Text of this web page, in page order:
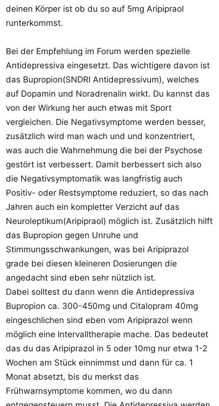
deinen Körper ist ob du so auf 5mg Aripipraol
runterkommst.
Bei der Empfehlung im Forum werden spezielle
Antidepressiva eingesetzt. Das wichtigere davon ist
das Bupropion(SNDRI Antidepressivum), welches
auf Dopamin und Noradrenalin wirkt. Du kannst das
von der Wirkung her auch etwas mit Sport
vergleichen. Die Negativsymptome werden besser,
zusätzlich wird man wach und und konzentriert,
was auch die Wahrnehmung die bei der Psychose
gestört ist verbessert. Damit berbessert sich also
die Negativsymptomatik was langfristig auch
Positiv- oder Restsymptome reduziert, so das nach
Jahren auch ein kompletter Verzicht auf das
Neuroleptikum(Aripipraol) möglich ist. Zusätzlich hilft
das Bupropion gegen Unruhe und
Stimmungsschwankungen, was bei Aripiprazol
grade bei diesen kleineren Dosierungen die
angedacht sind eben sehr nützlich ist.
Dabei solltest du dann wenn die Antidepressiva
Bupropion ca. 300-450mg und Citalopram 40mg
eingeschlichen sind eben vom Aripiprazol wenn
möglich eine Intervalltherapie mache. Das bedeutet
das du das Aripiprazol in 5 oder 10mg nur etwa 1-2
Wochen am Stück einnimmst und dann für ca. 1
Monat absetzt, bis du merkst das
Frühwarnsymptome kommen, wo du dann